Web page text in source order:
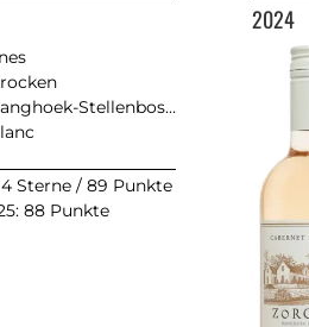
Südafrika - Banghoek-Stellenbosch
Sterne / 89 Punkte
88 Punkte
2024